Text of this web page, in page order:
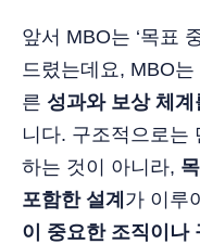
앞서 MBO는 ‘목표
드렸는데요, MBO
른 성과와 보상 체계
니다. 구조적으로는
하는 것이 아니라,
포함한 설계 가 이루
이 중요한 조직이나